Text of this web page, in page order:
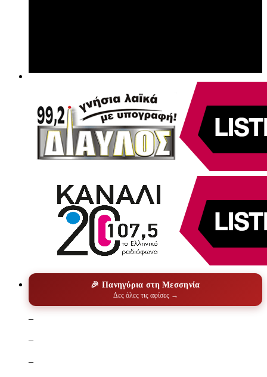
🎉 Πανηγύρια στη Μεσσηνία
Δες όλες τις αφίσες →
–
–
–